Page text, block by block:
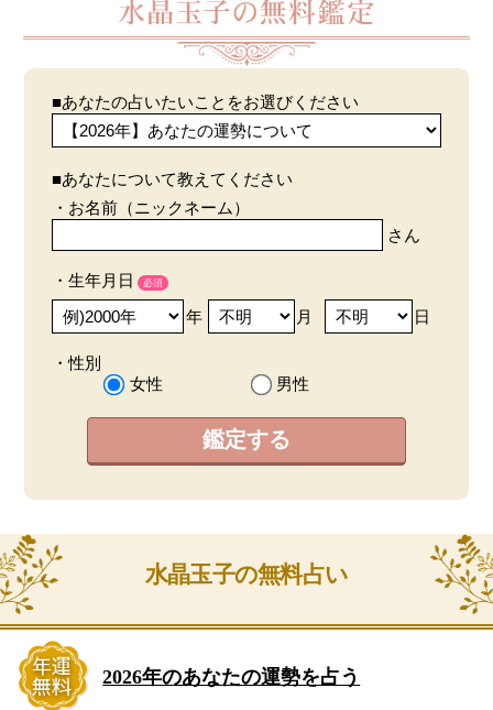
■あなたの占いたいことをお選びください
■あなたについて教えてください
・お名前（ニックネーム）
さん
・生年月日 必須
年 月 日
・性別
女性
男性
鑑定する
水晶玉子の無料占い
2026年のあなたの運勢を占う